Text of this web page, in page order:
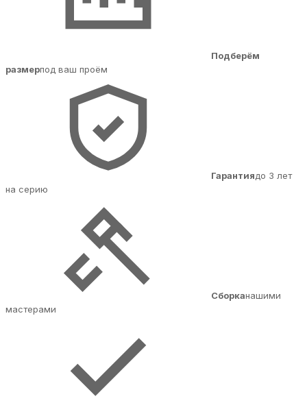
Подберём
размерпод ваш проём
Гарантиядо 3 лет
на серию
Сборканашими
мастерами